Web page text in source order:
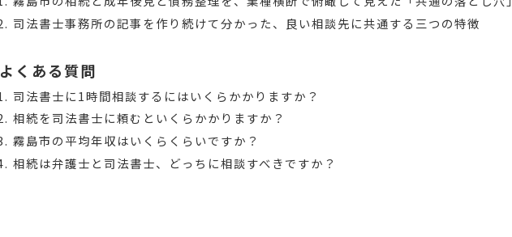
司法書士事務所の記事を作り続けて分かった、良い相談先に共通する三つの特徴
よくある質問
司法書士に1時間相談するにはいくらかかりますか？
相続を司法書士に頼むといくらかかりますか？
霧島市の平均年収はいくらくらいですか？
相続は弁護士と司法書士、どっちに相談すべきですか？